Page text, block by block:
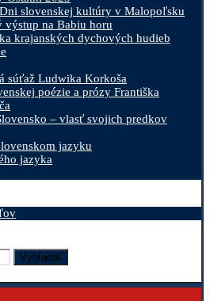
slovenskej kultúry v Malopoľsku
výstup na Babiu horu
krajanských dychových hudieb
súťaž Ludwika Korkoša
poézie a prózy Františka
– vlasť svojich predkov
jazyku
jazyka
Vyhľadať